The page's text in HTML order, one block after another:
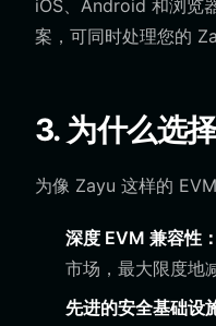
iOS、Android 和浏览
案，可同时处理您的
3. 为什么选
为像 Zayu 这样的
深度 EVM 兼容性：
市场，最大限度地
先进的安全基础设